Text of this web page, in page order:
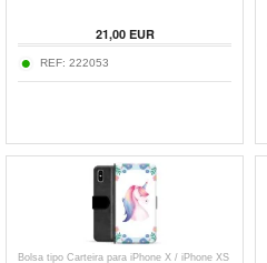
21,00EUR
REF: 222053
Bolsa tipo Carteira para iPhone X / iPhone XS